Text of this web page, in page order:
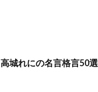
高城れにの名言格言50選